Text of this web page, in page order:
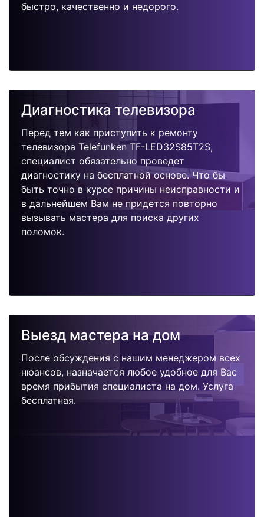
быстро, качественно и недорого.
Диагностика телевизора
Перед тем как приступить к ремонту
телевизора Telefunken TF-LED32S85T2S,
специалист обязательно проведет
диагностику на бесплатной основе. Что бы
быть точно в курсе причины неисправности и
в дальнейшем Вам не придется повторно
вызывать мастера для поиска других
поломок.
Выезд мастера на дом
После обсуждения с нашим менеджером всех
нюансов, назначается любое удобное для Вас
время прибытия специалиста на дом. Услуга
бесплатная.